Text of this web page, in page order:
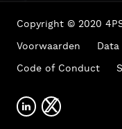
Copyright © 2020
Voorwaarden
Code of Conduct